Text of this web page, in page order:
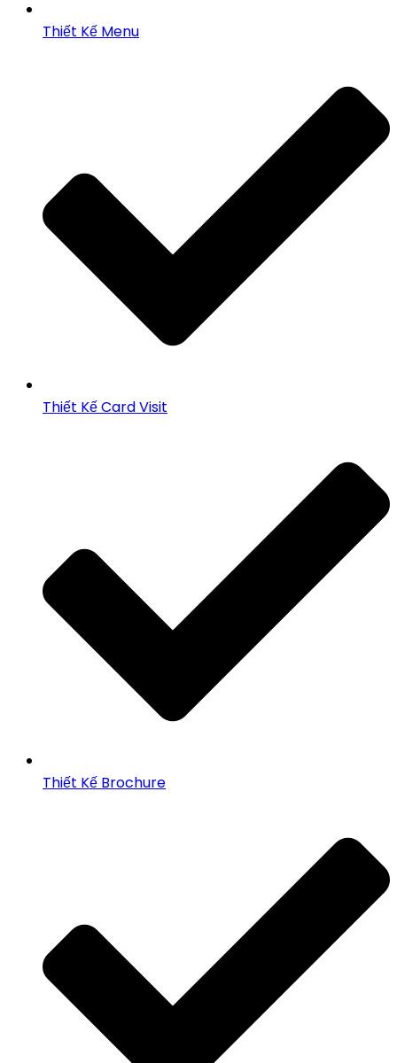
Thiết Kế Menu
Thiết Kế Card Visit
Thiết Kế Brochure